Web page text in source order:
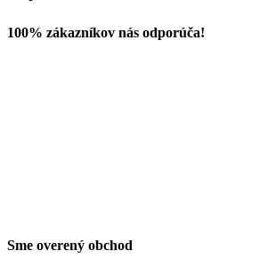
100% zákazníkov nás odporúča!
Sme overený obchod